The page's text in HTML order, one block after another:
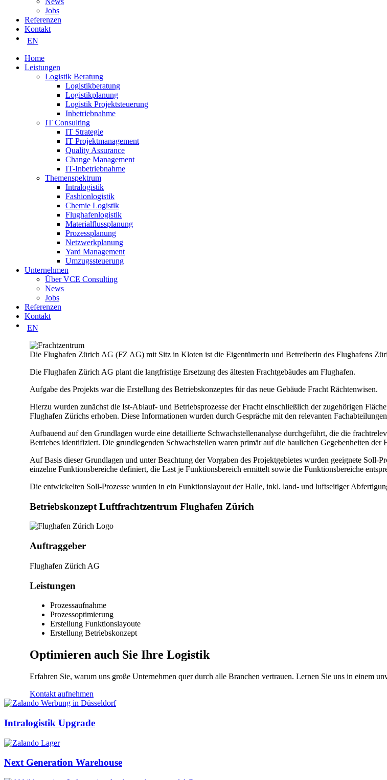
Jobs
Referenzen
Kontakt
EN
Home
Leistungen
Logistik Beratung
Logistikberatung
Logistikplanung
Logistik Projektsteuerung
Inbetriebnahme
IT Consulting
IT Strategie
IT Projektmanagement
Quality Assurance
Change Management
IT-Inbetriebnahme
Themenspektrum
Intralogistik
Fashionlogistik
Chemie Logistik
Flughafenlogistik
Materialflussplanung
Prozessplanung
Netzwerkplanung
Yard Management
Umzugssteuerung
Unternehmen
Über VCE Consulting
News
Jobs
Referenzen
Kontakt
EN
Die Flughafen Zürich AG (FZ AG) mit Sitz in Kloten ist die Eigentümerin und Betreiberin des Flughafens
Die Flughafen Zürich AG plant die langfristige Ersetzung des ältesten Frachtgebäudes am Flughafen.
Aufgabe des Projekts war die Erstellung des Betriebskonzeptes für das neue Gebäude Fracht Rächtenwisen.
Hierzu wurden zunächst die Ist-Ablauf- und Betriebsprozesse der Fracht einschließlich der zugehörigen
Flughafen Zürichs erhoben. Diese Informationen wurden durch Gespräche mit den relevanten
Aufbauend auf den Grundlagen wurde eine detaillierte Schwachstellenanalyse durchgeführt, die die
Betriebes identifiziert. Die grundlegenden Schwachstellen waren primär auf die baulichen Gegebenheiten der
Auf Basis dieser Grundlagen und unter Beachtung der Vorgaben des Projektgebietes wurden geeignete Soll-
einzelne Funktionsbereiche definiert, die Last je Funktionsbereich ermittelt sowie die Funktionsbereiche
Die entwickelten Soll-Prozesse wurden in ein Funktionslayout der Halle, inkl. land- und luftseitiger
Betriebskonzept Luftfrachtzentrum Flughafen Zürich
Auftraggeber
Flughafen Zürich AG
Leistungen
Prozessaufnahme
Prozessoptimierung
Erstellung Funktionslayoute
Erstellung Betriebskonzept
Optimieren auch Sie Ihre Logistik
Erfahren Sie, warum uns große Unternehmen quer durch alle Branchen vertrauen. Lernen Sie uns in einem
Kontakt aufnehmen
Intralogistik Upgrade
Next Generation Warehouse